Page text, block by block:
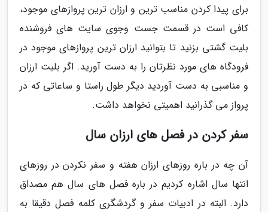
برای پیدا کردن مناسب ترین و ارزان ترین پروازهای موجود،
کافی است در قسمت جست وجوی سایت های فروشنده
بلیت گشتی بزنید تا بتوانید ارزان ترین پروازهای موجود در
فرودگاه های مورد نظرتان را به دست آورید. اگر بلیت ارزان
و مناسبی به دست آوردید دیگر طول راستا و ساعاتی که در
پرواز می گذرانید اهمیتی نخواهد داشت.
سفر کردن در فصل های ارزان سال
آن چه در باره روزهای ارزان هفته و سفر نکردن در روزهای
انتها سال اشاره کردیم در باره فصل های سال هم مصداق
دارد. البته در ادبیات سفر و گردشگری کلمه فصل دقیقا به